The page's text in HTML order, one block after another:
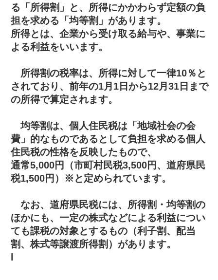
る「所得割」と、所得にかかわらず定額の負
担を求める「均等割」があります。
所得とは、企業から受け取る給与や、事業に
よる利益をいいます。
所得割の税率は、所得に対して一律10％と
されており、前年の1月1日から12月31日まで
の所得で算定されます。
均等割は、個人住民税は「地域社会の会
費」的なものであるとして負担を求める個人
住民税の性格を反映したもので、
通常5,000円（市町村民税3,500円、道府県民
税1,500円）※と定められています。
なお、道府県民税には、所得割・均等割の
ほかにも、一定の株式などによる利益につい
ても課税の対象とするもの（利子割、配当
割、株式等譲渡所得割）があります。
l